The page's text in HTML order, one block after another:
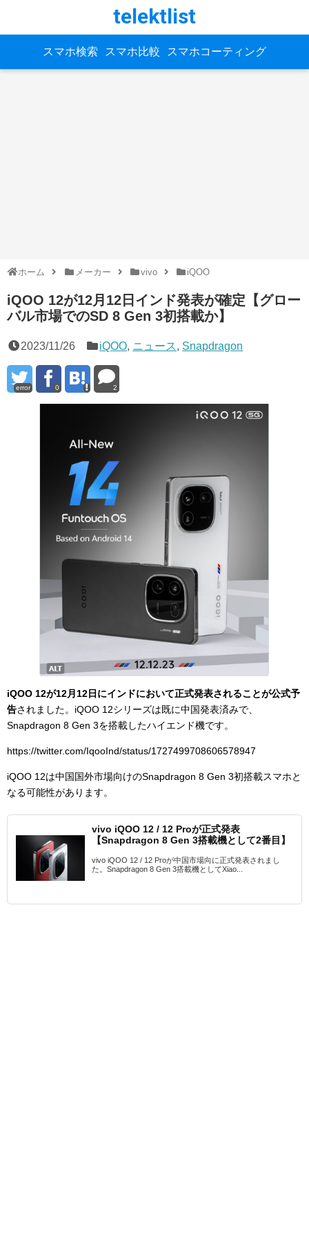
telektlist
スマホ検索 スマホ比較 スマホコーティング
ホーム メーカー vivo iQOO
iQOO 12が12月12日インド発表が確定【グロー
バル市場でのSD 8 Gen 3初搭載か】
2023/11/26 iQOO, ニュース, Snapdragon
error 0 2
iQOO 12が12月12日にインドにおいて正式発表されることが公式予
告されました。iQOO 12シリーズは既に中国発表済みで、
Snapdragon 8 Gen 3を搭載したハイエンド機です。
https://twitter.com/IqooInd/status/1727499708606578947
iQOO 12は中国国外市場向けのSnapdragon 8 Gen 3初搭載スマホと
なる可能性があります。
vivo iQOO 12 / 12 Proが正式発表
【Snapdragon 8 Gen 3搭載機として2番目】
vivo iQOO 12 / 12 Proが中国市場向に正式発表されまし
た。Snapdragon 8 Gen 3搭載機としてXiao...